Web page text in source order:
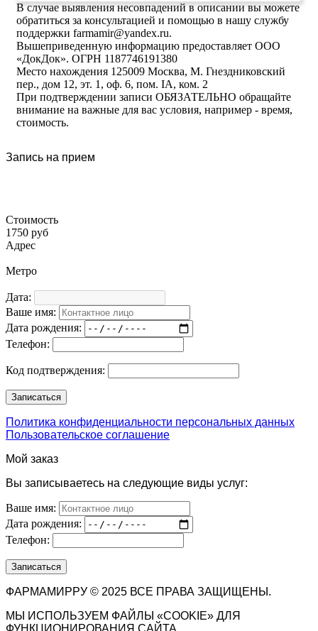
В случае выявления несовпадений в описании вы можете
обратиться за консультацией и помощью в нашу службу
поддержки farmamir@yandex.ru.
Вышеприведенную информацию предоставляет ООО
«ДокДок». ОГРН 1187746191380
Место нахождения 125009 Москва, М. Гнездниковский
пер., дом 12, эт. 1, оф. 6, пом. IA, ком. 2
При подтверждении записи ОБЯЗАТЕЛЬНО обращайте
внимание на важные для вас условия, например - время,
стоимость.
Запись на прием
Стоимость
1750 руб
Адрес
Метро
Дата:
Ваше имя:
Дата рождения:
Телефон:
Код подтверждения:
Политика конфиденциальности персональных данных
Пользовательское соглашение
Мой заказ
Вы записываетесь на следующие виды услуг:
Ваше имя:
Дата рождения:
Телефон:
ФАРМАМИРРУ © 2025 ВСЕ ПРАВА ЗАЩИЩЕНЫ.
МЫ ИСПОЛЬЗУЕМ ФАЙЛЫ «COOKIE» ДЛЯ
ФУНКЦИОНИРОВАНИЯ САЙТА.